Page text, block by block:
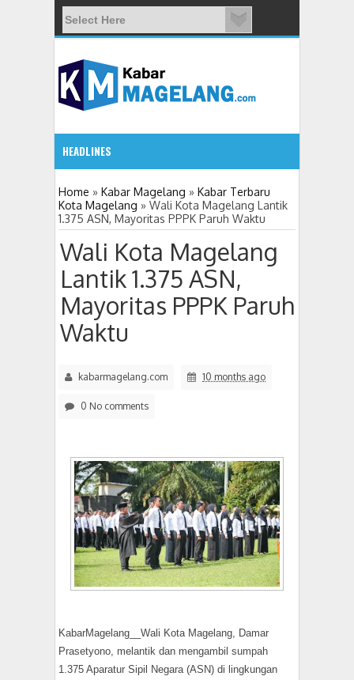
HEADLINES
5:32 PM
11 Siswa SMPN 3 Candimulyo Diduga Ker
Home » Kabar Magelang » Kabar Terbaru
Kota Magelang » Wali Kota Magelang Lantik
1.375 ASN, Mayoritas PPPK Paruh Waktu
Wali Kota Magelang
Lantik 1.375 ASN,
Mayoritas PPPK Paruh
Waktu
kabarmagelang.com 10 months ago
0 No comments
KabarMagelang__Wali Kota Magelang, Damar
Prasetyono, melantik dan mengambil sumpah
1.375 Aparatur Sipil Negara (ASN) di lingkungan